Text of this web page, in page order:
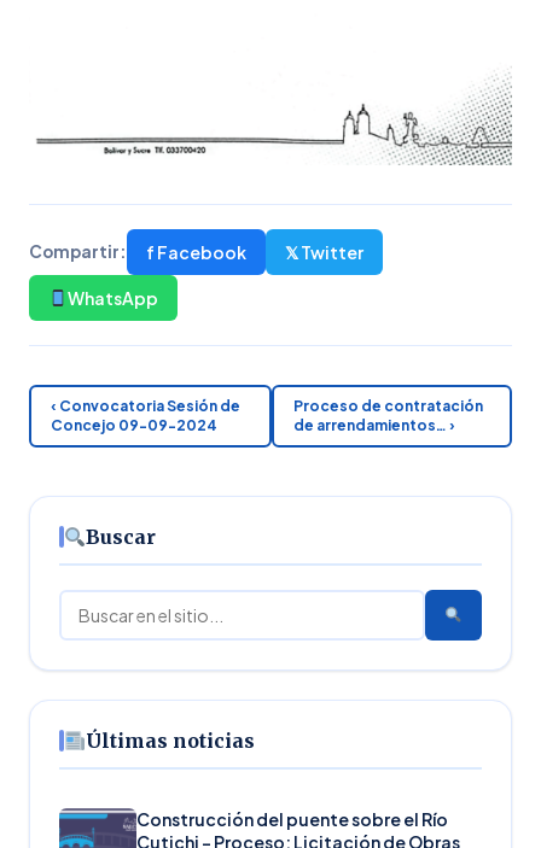
Compartir: f Facebook 𝕏 Twitter
WhatsApp
‹ Convocatoria Sesión de
Concejo 09-09-2024
Proceso de contratación
de arrendamientos… ›
Buscar
Buscar
Últimas noticias
Construcción del puente sobre el Río
Cutichi – Proceso: Licitación de Obras